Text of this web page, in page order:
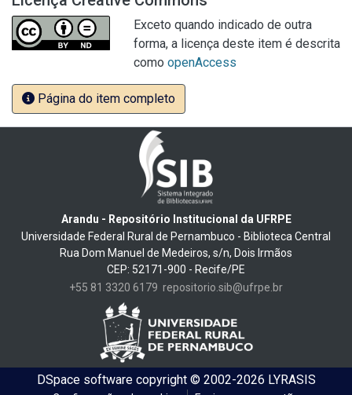
Exceto quando indicado de outra
forma, a licença deste item é descrita
como openAccess
Página do item completo
Arandu - Repositório Institucional da UFRPE
Universidade Federal Rural de Pernambuco - Biblioteca Central
Rua Dom Manuel de Medeiros, s/n, Dois Irmãos
CEP: 52171-900 - Recife/PE
+55 81 3320 6179 repositorio.sib@ufrpe.br
DSpace softwarecopyright © 2002-2026 LYRASIS